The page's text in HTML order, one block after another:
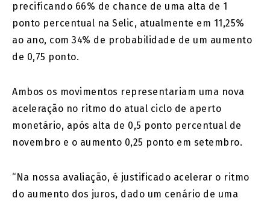
precificando 66% de chance de uma alta de 1
ponto percentual na Selic, atualmente em 11,25%
ao ano, com 34% de probabilidade de um aumento
de 0,75 ponto.
Ambos os movimentos representariam uma nova
aceleração no ritmo do atual ciclo de aperto
monetário, após alta de 0,5 ponto percentual de
novembro e o aumento 0,25 ponto em setembro.
“Na nossa avaliação, é justificado acelerar o ritmo
do aumento dos juros, dado um cenário de uma